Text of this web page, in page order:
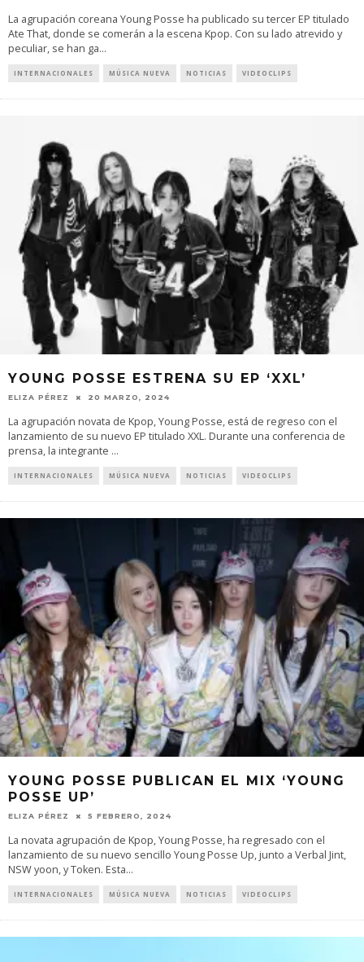
La agrupación coreana Young Posse ha publicado su tercer EP titulado
Ate That, donde se comerán a la escena Kpop. Con su lado atrevido y
peculiar, se han ga...
INTERNACIONALES MÚSICA NUEVA NOTICIAS VIDEOCLIPS
YOUNG POSSE ESTRENA SU EP ‘XXL’
ELIZA PÉREZ 20 MARZO, 2024
La agrupación novata de Kpop, Young Posse, está de regreso con el
lanzamiento de su nuevo EP titulado XXL. Durante una conferencia de
prensa, la integrante ...
INTERNACIONALES MÚSICA NUEVA NOTICIAS VIDEOCLIPS
YOUNG POSSE PUBLICAN EL MIX ‘YOUNG
POSSE UP’
ELIZA PÉREZ 5 FEBRERO, 2024
La novata agrupación de Kpop, Young Posse, ha regresado con el
lanzamiento de su nuevo sencillo Young Posse Up, junto a Verbal Jint,
NSW yoon, y Token. Esta...
INTERNACIONALES MÚSICA NUEVA NOTICIAS VIDEOCLIPS